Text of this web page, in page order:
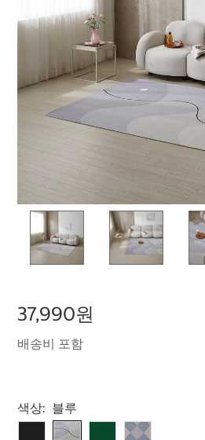
37,990원
배송비 포함
Select product
색상: 블루